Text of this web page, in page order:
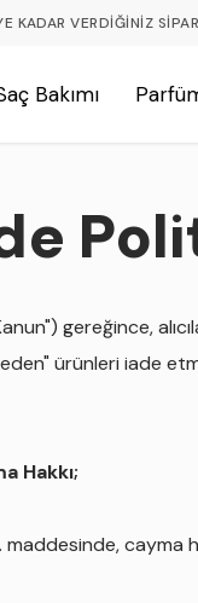
KADAR VERDIĞINIZ
Bakımı
gereğince,
ürünleri iade
Hakkı;
cayma